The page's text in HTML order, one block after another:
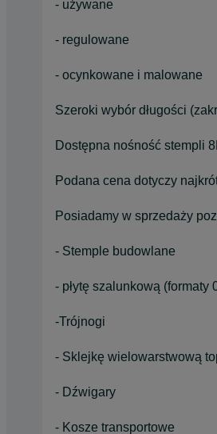
- używane
- regulowane
- ocynkowane i malowane
Szeroki wybór długości
Dostępna nośność stempli
Podana cena dotyczy
Posiadamy w sprzedaży
- Stemple budowlane
- płytę szalunkową (formaty
-Trójnogi
- Sklejkę wielowarstwową
- Dźwigary
- Kosze transportowe